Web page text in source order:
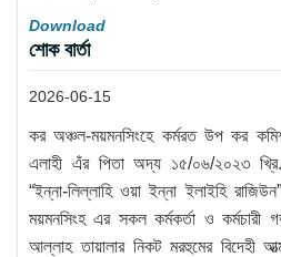
Download
শোক বার্তা
2026-06-15
কর অঞ্চল-ময়মনসিংহে কর্মরত উপ কর
এলাহী এঁর পিতা অদ্য ১৫/০৬/২০২৩
“ইন্না-লিল্লাহি ওয়া ইন্না ইলাইহি
ময়মনসিংহ এর সকল কর্মকর্তা ও কর্মচারী
আল্লাহ তায়ালার নিকট মরহুমের বিদেহী